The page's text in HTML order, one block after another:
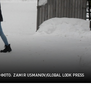
ФОТО: ZAMIR USMANOV/GLOBAL LOOK PRESS